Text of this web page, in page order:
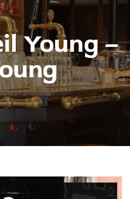
Young –